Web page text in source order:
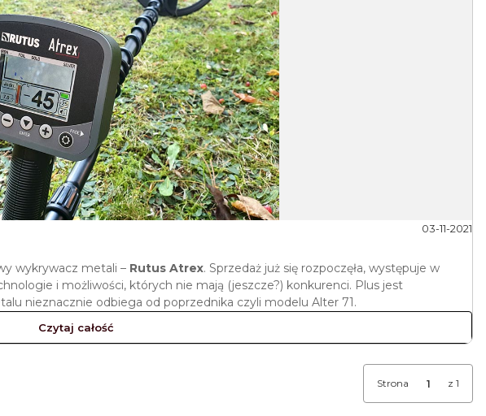
03-11-2021
wykrywacz metali – Rutus Atrex. Sprzedaż już się rozpoczęła, występuje w
i możliwości, których nie mają (jeszcze?) konkurenci. Plus jest
nieznacznie odbiega od poprzednika czyli modelu Alter 71.
Czytaj całość
Strona z 1